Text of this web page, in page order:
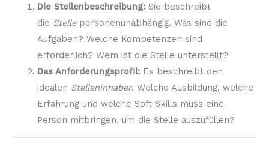
Die Stellenbeschreibung:Sie beschreibt
die Stellepersonenunabhängig. Was sind die
Aufgaben? Welche Kompetenzen sind
erforderlich? Wem ist die Stelle unterstellt?
Das Anforderungsprofil:Es beschreibt den
idealen Stelleninhaber. Welche Ausbildung, welche
Erfahrung und welche Soft Skills muss eine
Person mitbringen, um die Stelle auszufüllen?